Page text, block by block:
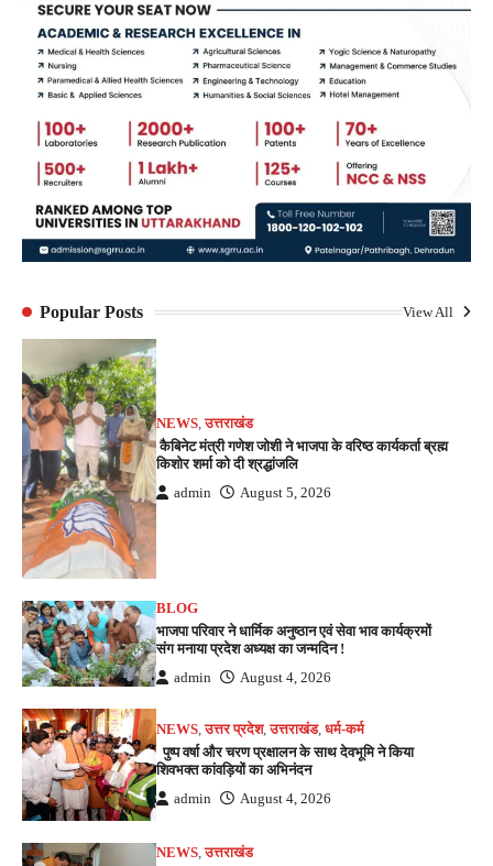
Popular Posts View All
NEWS,उत्तराखंड
कैबिनेट मंत्री गणेश जोशी ने भाजपा के वरिष्ठ कार्यकर्ता ब्रह्म
किशोर शर्मा को दी श्रद्धांजलि
admin August 5, 2026
BLOG
भाजपा परिवार ने धार्मिक अनुष्ठान एवं सेवा भाव कार्यक्रमों
संग मनाया प्रदेश अध्यक्ष का जन्मदिन !
admin August 4, 2026
NEWS,उत्तर प्रदेश,उत्तराखंड,धर्म-कर्म
पुष्प वर्षा और चरण प्रक्षालन के साथ देवभूमि ने किया
शिवभक्त कांवड़ियों का अभिनंदन
admin August 4, 2026
NEWS,उत्तराखंड